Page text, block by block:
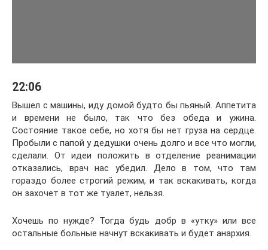
22:06
Вышел с машины, иду домой будто бы пьяный. Аппетита
и времени не было, так что без обеда и ужина.
Состояние такое себе, но хотя бы нет груза на сердце.
Пробыли с папой у дедушки очень долго и все что могли,
сделали. От идеи положить в отделение реанимации
отказались, врач нас убедил. Дело в том, что там
гораздо более строгий режим, и так вскакивать, когда
он захочет в тот же туалет, нельзя.
Хочешь по нужде? Тогда будь добр в «утку» или все
остальные больные начнут вскакивать и будет анархия.